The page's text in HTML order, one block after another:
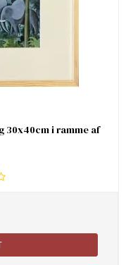
30x40cm i ramme af